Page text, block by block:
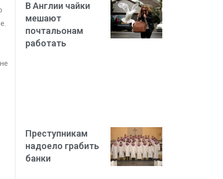
В Англии чайки
мешают
почтальонам
работать
Преступникам
надоело грабить
банки